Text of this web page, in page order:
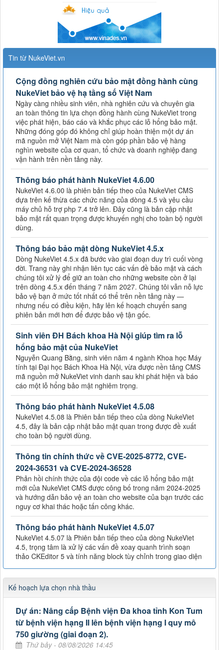
Tin từ NukeViet.vn
Cộng đồng nghiên cứu bảo mật đồng hành cùng
NukeViet bảo vệ hạ tầng số Việt Nam
Ngày càng nhiều sinh viên, nhà nghiên cứu và chuyên gia
an toàn thông tin lựa chọn đồng hành cùng NukeViet trong
việc phát hiện, báo cáo và khắc phục các lỗ hổng bảo mật.
Những đóng góp đó không chỉ giúp hoàn thiện một dự án
mã nguồn mở Việt Nam mà còn góp phần bảo vệ hàng
nghìn website của cơ quan, tổ chức và doanh nghiệp đang
vận hành trên nền tảng này.
Thông báo phát hành NukeViet 4.6.00
NukeViet 4.6.00 là phiên bản tiếp theo của NukeViet CMS
dựa trên kế thừa các chức năng của dòng 4.5 và yêu cầu
máy chủ hỗ trợ php 7.4 trở lên. Đây cũng là bản cập nhật
bảo mật rất quan trọng được khuyến nghị cho toàn bộ người
dùng.
Thông báo bảo mật dòng NukeViet 4.5.x
Dòng NukeViet 4.5.x đã bước vào giai đoạn duy trì cuối vòng
đời. Trang này ghi nhận liên tục các vấn đề bảo mật và cách
chúng tôi xử lý để giữ an toàn cho những website còn ở lại
trên dòng 4.5.x đến tháng 7 năm 2027. Chúng tôi vẫn nỗ lực
bảo vệ bạn ở mức tốt nhất có thể trên nền tảng này —
nhưng nếu có điều kiện, hãy lên kế hoạch chuyển sang
phiên bản mới hơn để được bảo vệ tận gốc.
Sinh viên ĐH Bách khoa Hà Nội giúp tìm ra lỗ
hổng bảo mật của NukeViet
Nguyễn Quang Bằng, sinh viên năm 4 ngành Khoa học Máy
tính tại Đại học Bách Khoa Hà Nội, vừa được nền tảng CMS
mã nguồn mở NukeViet vinh danh sau khi phát hiện và báo
cáo một lỗ hổng bảo mật nghiêm trọng.
Thông báo phát hành NukeViet 4.5.08
NukeViet 4.5.08 là Phiên bản tiếp theo của dòng NukeViet
4.5, đây là bản cập nhật bảo mật quan trong được đề xuất
cho toàn bộ người dùng.
Thông tin chính thức về CVE-2025-8772, CVE-
2024-36531 và CVE-2024-36528
Phản hồi chính thức của đội code về các lỗ hổng bảo mật
mới của NukeViet CMS được công bố trong năm 2024-2025
và hướng dẫn bảo vệ an toàn cho website của bạn trước các
nguy cơ khai thác hoặc tấn công khác.
Thông báo phát hành NukeViet 4.5.07
NukeViet 4.5.07 là Phiên bản tiếp theo của dòng NukeViet
4.5, trọng tâm là xử lý các vấn đề xoay quanh trình soạn
thảo CKEditor 5 và tính năng block tùy chỉnh trong giao diện
Kế hoạch lựa chọn nhà thầu
Dự án: Nâng cấp Bệnh viện Đa khoa tỉnh Kon Tum
từ bệnh viện hạng II lên bệnh viện hạng I quy mô
750 giường (giai đoạn 2).
Thứ bảy - 08/08/2026 14:45